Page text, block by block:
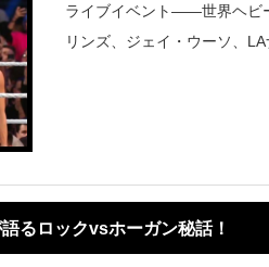
ライブイベント――世界ヘビ
リンズ、ジェイ・ウーソ、LA
るロックvsホーガン秘話！